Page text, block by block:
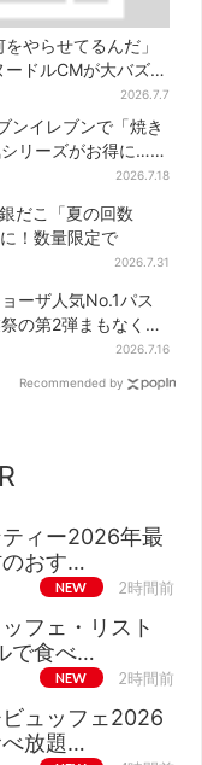
をやらせてるんだ」
ードルCMが大バズり
の本家がセルフ再現
すぎ」「もうこっち
…」
2026.7.7
ンイレブンで「焼き
リーズがお得に…チ
2026.7.18
だこ「夏の回数
！数量限定で
2026.7.31
ーザ人気No.1パス
の第2弾まもなくス
2026.7.16
Recommended by
ィー2026年最
のおす…
NEW 2時間前
フェ・リスト
で食べ…
NEW 2時間前
ュッフェ2026
べ放題…